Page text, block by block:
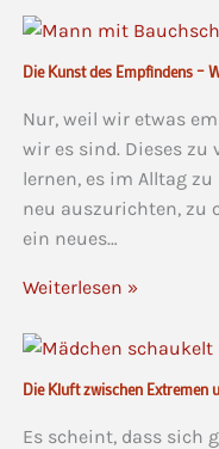
Die Kunst des Empfindens –
Nur, weil wir etwas
wir es sind. Dieses zu
lernen, es im Alltag
neu auszurichten, zu
ein neues…
Weiterlesen »
Die Kluft zwischen Extremen
Es scheint, dass sich